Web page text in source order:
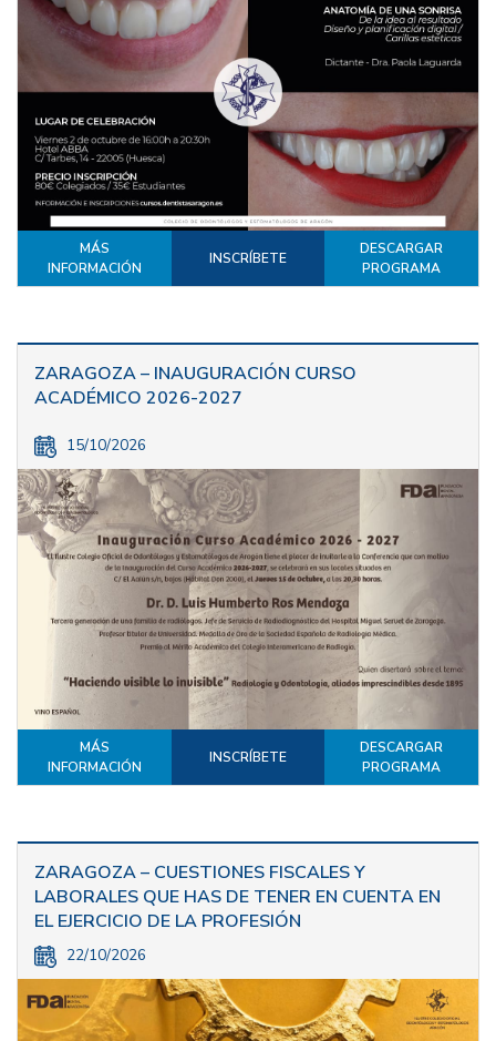
MÁS
INFORMACIÓN
INSCRÍBETE
DESCARGAR
PROGRAMA
ZARAGOZA – INAUGURACIÓN CURSO
ACADÉMICO 2026-2027
15/10/2026
MÁS
INFORMACIÓN
INSCRÍBETE
DESCARGAR
PROGRAMA
ZARAGOZA – CUESTIONES FISCALES Y
LABORALES QUE HAS DE TENER EN CUENTA EN
EL EJERCICIO DE LA PROFESIÓN
22/10/2026